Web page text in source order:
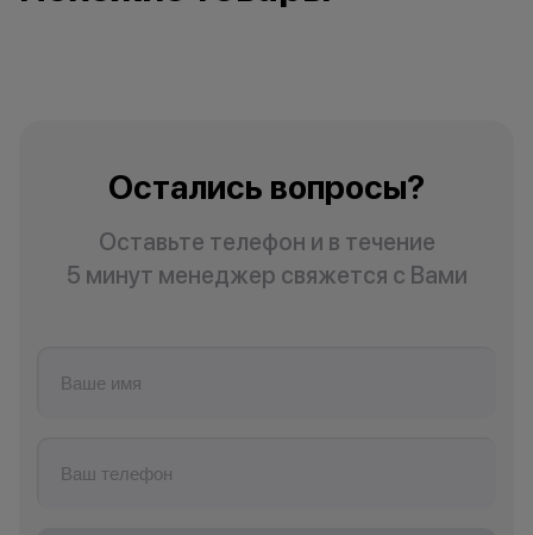
Остались вопросы?
Оставьте телефон и в течение
5 минут менеджер свяжется с Вами